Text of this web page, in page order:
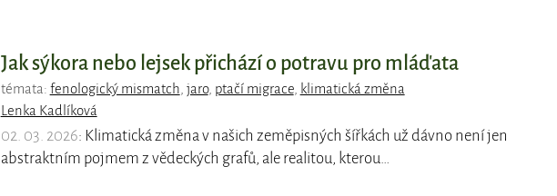
Jak sýkora nebo lejsek přichází o potravu pro mláďata
témata: fenologický mismatch jaro, ptačí migrace,
klimatická změna
Lenka Kadlíková
02. 03. 2026: Klimatická změna v našich zeměpisných šířkách už dávno není jen
abstraktním pojmem z vědeckých grafů, ale realitou, kterou…